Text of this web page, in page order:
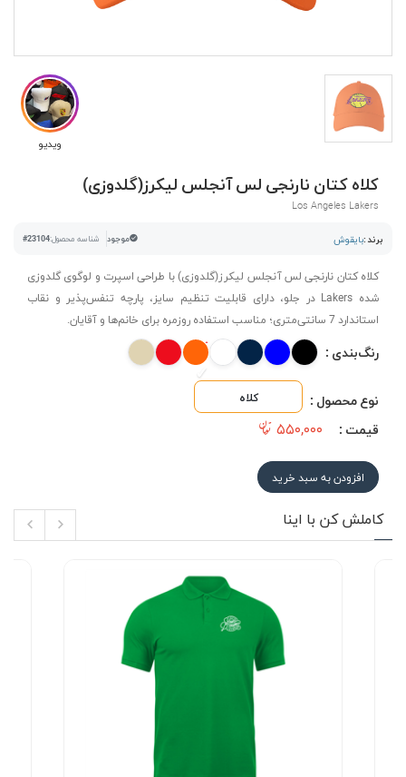
ویدیو
کلاه کتان نارنجی لس آنجلس لیکرز(گلدوزی)
Los Angeles Lakers
برند :بایقوش موجود شناسه محصول:#23104
کلاه کتان نارنجی لس آنجلس لیکرز(گلدوزی) با طراحی اسپرت و لوگوی گلدوزی
شده Lakers در جلو، دارای قابلیت تنظیم سایز، پارچه تنفس‌پذیر و نقاب
استاندارد 7 سانتی‌متری؛ مناسب استفاده روزمره برای خانم‌ها و آقایان.
رنگ‌بندی :
نوع محصول : کلاه
قیمت : ۵۵۰,۰۰۰
افزودن به سبد خرید
کاملش کن با اینا